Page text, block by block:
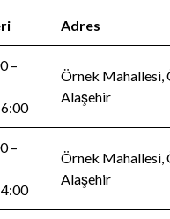
Adres
–
Örnek Mahallesi,
Alaşehir
–
Örnek Mahallesi,
Alaşehir